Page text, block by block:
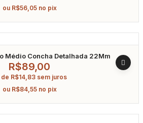
ou R$56,05 no pix
Médio Concha Detalhada 22Mm
R$89,00
de R$14,83 sem juros
ou R$84,55 no pix